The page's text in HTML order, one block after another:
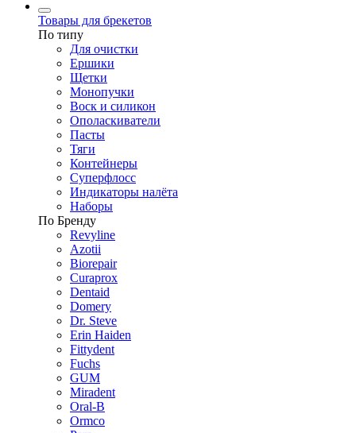
Товары для брекетов
По типу
Для очистки
Ершики
Щетки
Монопучки
Воск и силикон
Ополаскиватели
Пасты
Тяги
Контейнеры
Суперфлосс
Индикаторы налёта
Наборы
По Бренду
Revyline
Azotii
Biorepair
Curaprox
Dentaid
Domery
Dr. Steve
Erin Haiden
Fittydent
Fuchs
GUM
Miradent
Oral-B
Ormco